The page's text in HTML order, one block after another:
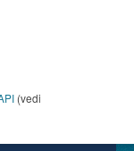
(vedi